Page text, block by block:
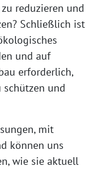
reduzieren und
Schließlich ist
und auf
erforderlich,
schützen und
mit
können uns
wie sie aktuell